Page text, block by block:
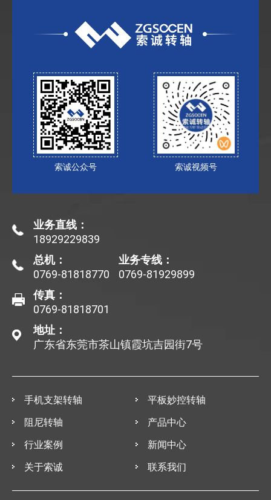
索诚公众号 索诚视频号
业务直线：
18929229839
总机：
0769-81818770
业务专线：
0769-81929899
传真：
0769-81818701
地址：
广东省东莞市茶山镇霞坑吉园街7号
手机支架转轴
平板妙控转轴
阻尼转轴
产品中心
行业案例
新闻中心
关于索诚
联系我们